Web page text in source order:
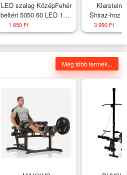
LED szalag KözépFehér
beltéri 5050 60 LED 15W
4200K 1410lm 2év
garancia
1 850 Ft
Klarstein
Shiraz-hoz -
3 990 Ft
Még több termék...